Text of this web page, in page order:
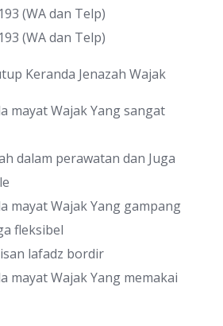
(WA dan Telp)
(WA dan Telp)
Keranda Jenazah Wajak
mayat Wajak Yang sangat
dalam perawatan dan Juga
mayat Wajak Yang gampang
fleksibel
lafadz bordir
mayat Wajak Yang memakai